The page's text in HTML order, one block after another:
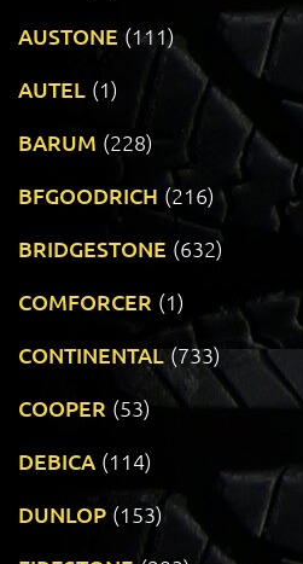
AUSTONE (111)
AUTEL (1)
BARUM (228)
BFGOODRICH (216)
BRIDGESTONE (632)
COMFORCER (1)
CONTINENTAL (733)
COOPER (53)
DEBICA (114)
DUNLOP (153)